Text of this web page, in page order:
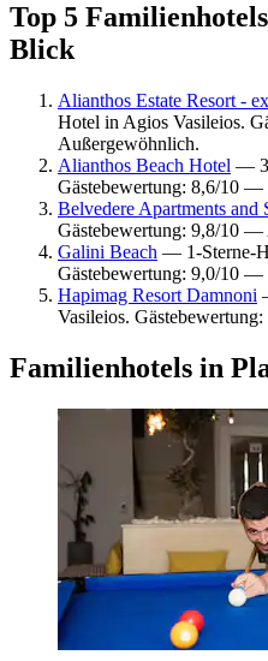
Top 5
Blick
Alianthos Estate Resort -
Hotel in Agios Vasileios.
Außergewöhnlich.
Alianthos Beach Hotel —
Gästebewertung: 8,6/10 —
Belvedere Apartments and
Gästebewertung: 9,8/10
Galini Beach — 1-Sterne-
Gästebewertung: 9,0/10 —
Hapimag Resort Damnoni
Vasileios.
Familienhotels in